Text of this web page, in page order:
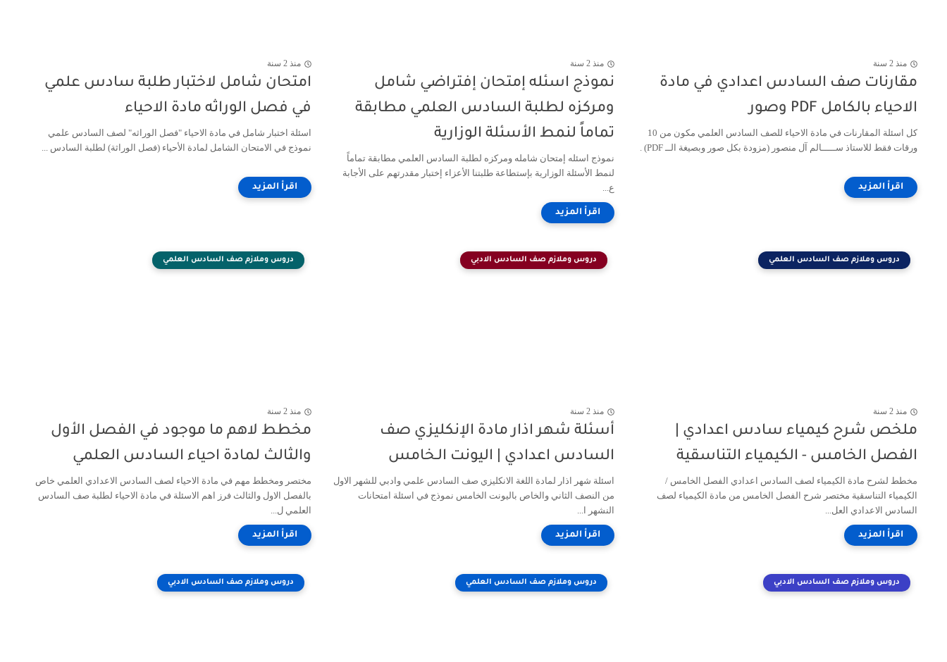
منذ 2 سنة
مقارنات صف السادس اعدادي في مادة
الاحياء بالكامل PDF وصور
كل اسئلة المقارنات في مادة الاحياء للصف السادس العلمي مكون من 10
ورقات فقط للاستاذ ســـــالم آل منصور (مزودة بكل صور وبصيغة الــ PDF) .
منذ 2 سنة
نموذج اسئله إمتحان إفتراضي شامل
ومركزه لطلبة السادس العلمي مطابقة
تماماً لنمط الأسئلة الوزارية
نموذج اسئله إمتحان شامله ومركزه لطلبة السادس العلمي مطابقة تماماً
لنمط الأسئلة الوزارية بإستطاعة طلبتنا الأعزاء إختبار مقدرتهم على الأجابة
ع...
منذ 2 سنة
امتحان شامل لاختبار طلبة سادس علمي
في فصل الوراثه مادة الاحياء
اسئلة اختبار شامل في مادة الاحياء "فصل الوراثه" لصف السادس علمي
نموذج في الامتحان الشامل لمادة الأحياء (فصل الوراثة) لطلبة السادس ...
دروس وملازم صف السادس العلمي
منذ 2 سنة
ملخص شرح كيمياء سادس اعدادي |
الفصل الخامس - الكيمياء التناسقية
مخطط لشرح مادة الكيمياء لصف السادس اعدادي الفصل الخامس /
الكيمياء التناسقية مختصر شرح الفصل الخامس من مادة الكيمياء لصف
السادس الاعدادي العل...
دروس وملازم صف السادس الادبي
منذ 2 سنة
أسئلة شهر اذار مادة الإنكليزي صف
السادس اعدادي | اليونت الـخامس
اسئلة شهر اذار لمادة اللغة الانكليزي صف السادس علمي وادبي للشهر الاول
من النصف الثاني والخاص باليونت الخامس نموذج في اسئلة امتحانات
النشهر ا...
دروس وملازم صف السادس العلمي
منذ 2 سنة
مخطط لاهم ما موجود في الفصل الأول
والثالث لمادة احياء السادس العلمي
مختصر ومخطط مهم في مادة الاحياء لصف السادس الاعدادي العلمي خاص
بالفصل الاول والثالث فرز اهم الاسئلة في مادة الاحياء لطلبة صف السادس
العلمي ل...
دروس وملازم صف السادس الادبي دروس وملازم صف السادس العلمي دروس وملازم صف السادس الادبي